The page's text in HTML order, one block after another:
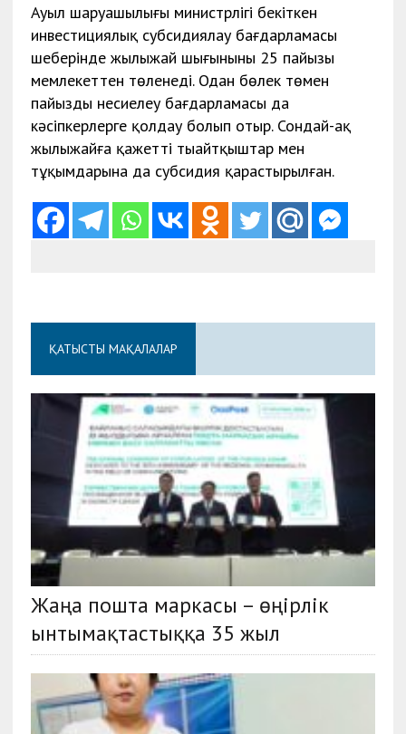
Ауыл шаруашылығы министрлігі бекіткен
инвестициялық субсидиялау бағдарламасы
шеңберінде жылыжай шығынының 25 пайызы
мемлекеттен төленеді. Одан бөлек төмен
пайызды несиелеу бағдарламасы да
кәсіпкерлерге қолдау болып отыр. Сондай-ақ
жылыжайға қажетті тыңайтқыштар мен
тұқымдарына да субсидия қарастырылған.
ҚАТЫСТЫ МАҚАЛАЛАР
Жаңа пошта маркасы – өңірлік
ынтымақтастыққа 35 жыл